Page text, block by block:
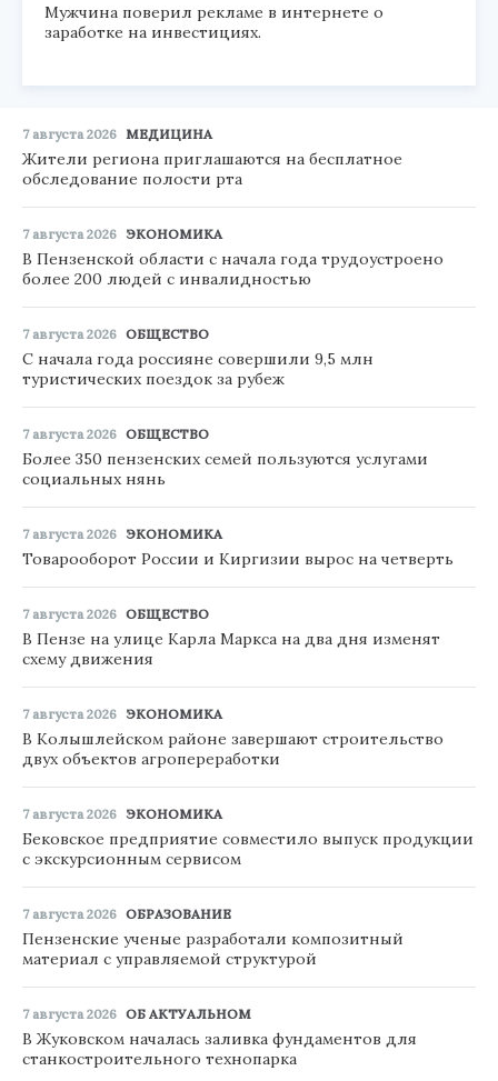
Мужчина поверил рекламе в интернете о
заработке на инвестициях.
7 августа 2026 МЕДИЦИНА
Жители региона приглашаются на бесплатное
обследование полости рта
7 августа 2026 ЭКОНОМИКА
В Пензенской области с начала года трудоустроено
более 200 людей с инвалидностью
7 августа 2026 ОБЩЕСТВО
С начала года россияне совершили 9,5 млн
туристических поездок за рубеж
7 августа 2026 ОБЩЕСТВО
Более 350 пензенских семей пользуются услугами
социальных нянь
7 августа 2026 ЭКОНОМИКА
Товарооборот России и Киргизии вырос на четверть
7 августа 2026 ОБЩЕСТВО
В Пензе на улице Карла Маркса на два дня изменят
схему движения
7 августа 2026 ЭКОНОМИКА
В Колышлейском районе завершают строительство
двух объектов агропереработки
7 августа 2026 ЭКОНОМИКА
Бековское предприятие совместило выпуск продукции
с экскурсионным сервисом
7 августа 2026 ОБРАЗОВАНИЕ
Пензенские ученые разработали композитный
материал с управляемой структурой
7 августа 2026 ОБ АКТУАЛЬНОМ
В Жуковском началась заливка фундаментов для
станкостроительного технопарка